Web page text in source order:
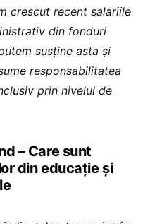
crescut recent salariile
din fonduri
susține asta și
responsabilitatea
prin nivelul de
– Care sunt
din educație și